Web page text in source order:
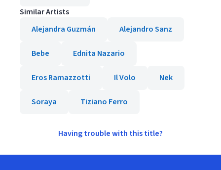
Similar Artists
Alejandra Guzmán
Alejandro Sanz
Bebe Ednita Nazario
Eros Ramazzotti Il Volo Nek
Soraya Tiziano Ferro
Having trouble with this title?